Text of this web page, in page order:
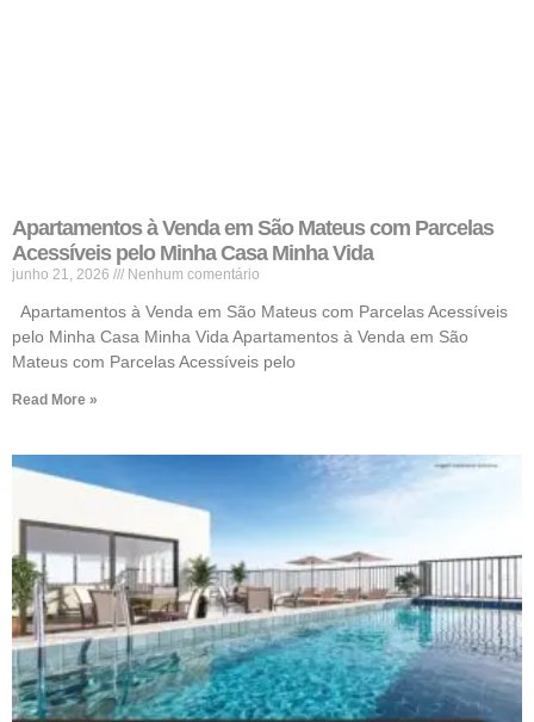
Apartamentos à Venda em São Mateus com Parcelas
Acessíveis pelo Minha Casa Minha Vida
junho 21, 2026 Nenhum comentário
Apartamentos à Venda em São Mateus com Parcelas Acessíveis
pelo Minha Casa Minha Vida Apartamentos à Venda em São
Mateus com Parcelas Acessíveis pelo
Read More »